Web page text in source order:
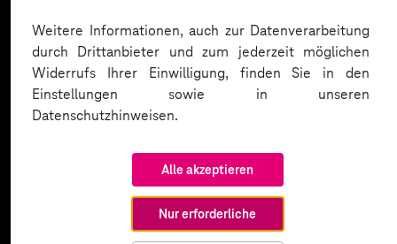
Weitere Informationen, auch zur Datenverarbeitung
durch Drittanbieter und zum jederzeit möglichen
Widerrufs Ihrer Einwilligung, finden Sie in den
Einstellungen sowie in unseren
Datenschutzhinweisen.
Alle akzeptieren
Nur erforderliche